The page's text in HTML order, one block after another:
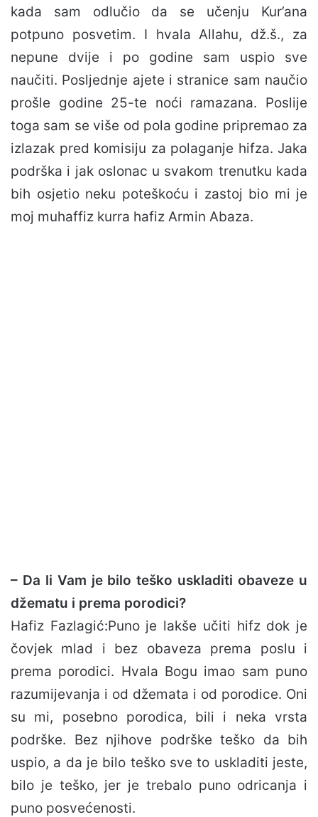
kada sam odlučio da se učenju Kur’ana
potpuno posvetim. I hvala Allahu, dž.š., za
nepune dvije i po godine sam uspio sve
naučiti. Posljednje ajete i stranice sam naučio
prošle godine 25-te noći ramazana. Poslije
toga sam se više od pola godine pripremao za
izlazak pred komisiju za polaganje hifza. Jaka
podrška i jak oslonac u svakom trenutku kada
bih osjetio neku poteškoću i zastoj bio mi je
moj muhaffiz kurra hafiz Armin Abaza.
– Da li Vam je bilo teško uskladiti obaveze u
džematu i prema porodici?
Hafiz Fazlagić:Puno je lakše učiti hifz dok je
čovjek mlad i bez obaveza prema poslu i
prema porodici. Hvala Bogu imao sam puno
razumijevanja i od džemata i od porodice. Oni
su mi, posebno porodica, bili i neka vrsta
podrške. Bez njihove podrške teško da bih
uspio, a da je bilo teško sve to uskladiti jeste,
bilo je teško, jer je trebalo puno odricanja i
puno posvećenosti.